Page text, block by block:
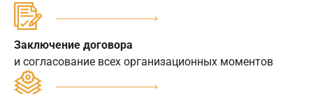
Заключение договора
и согласование всех организационных моментов